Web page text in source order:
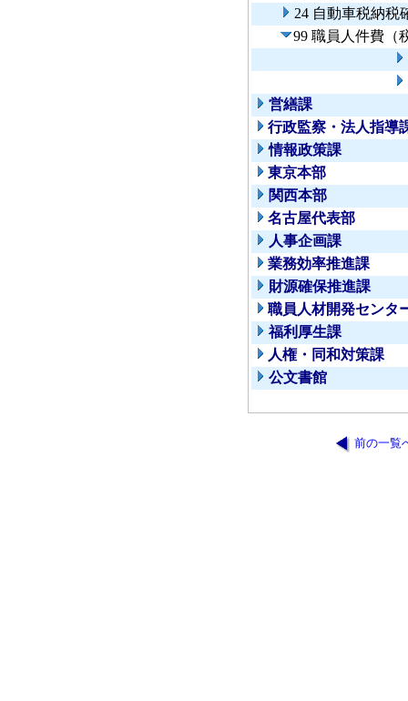
24 自動車税納税
99 職員人件費（
営繕課
行政監察・法人指導
情報政策課
東京本部
関西本部
名古屋代表部
人事企画課
業務効率推進課
財源確保推進課
職員人材開発センタ
福利厚生課
人権・同和対策課
公文書館
前の一覧